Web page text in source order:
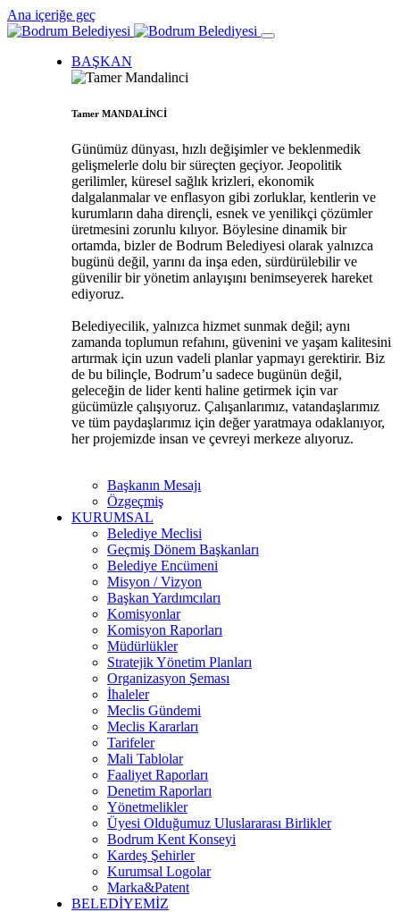
Ana içeriğe geç
BAŞKAN
Tamer MANDALİNCİ
Günümüz dünyası, hızlı değişimler ve beklenmedik
gelişmelerle dolu bir süreçten geçiyor. Jeopolitik
gerilimler, küresel sağlık krizleri, ekonomik
dalgalanmalar ve enflasyon gibi zorluklar, kentlerin ve
kurumların daha dirençli, esnek ve yenilikçi çözümler
üretmesini zorunlu kılıyor. Böylesine dinamik bir
ortamda, bizler de Bodrum Belediyesi olarak yalnızca
bugünü değil, yarını da inşa eden, sürdürülebilir ve
güvenilir bir yönetim anlayışını benimseyerek hareket
ediyoruz.
Belediyecilik, yalnızca hizmet sunmak değil; aynı
zamanda toplumun refahını, güvenini ve yaşam kalitesini
artırmak için uzun vadeli planlar yapmayı gerektirir. Biz
de bu bilinçle, Bodrum’u sadece bugünün değil,
geleceğin de lider kenti haline getirmek için var
gücümüzle çalışıyoruz. Çalışanlarımız, vatandaşlarımız
ve tüm paydaşlarımız için değer yaratmaya odaklanıyor,
her projemizde insan ve çevreyi merkeze alıyoruz.
Başkanın Mesajı
Özgeçmiş
KURUMSAL
Belediye Meclisi
Geçmiş Dönem Başkanları
Belediye Encümeni
Misyon / Vizyon
Başkan Yardımcıları
Komisyonlar
Komisyon Raporları
Müdürlükler
Stratejik Yönetim Planları
Organizasyon Şeması
İhaleler
Meclis Gündemi
Meclis Kararları
Tarifeler
Mali Tablolar
Faaliyet Raporları
Denetim Raporları
Yönetmelikler
Üyesi Olduğumuz Uluslararası Birlikler
Bodrum Kent Konseyi
Kardeş Şehirler
Kurumsal Logolar
Marka&Patent
BELEDİYEMİZ